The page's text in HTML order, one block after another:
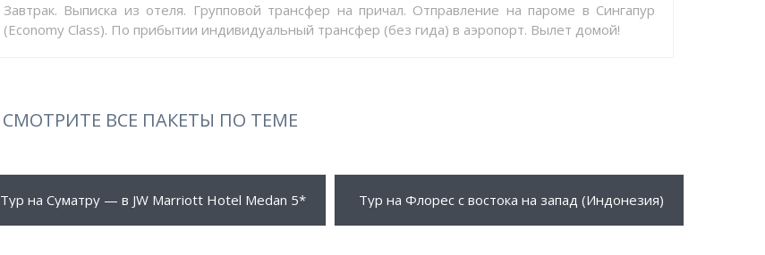
Завтрак. Выписка из отеля. Групповой трансфер на причал. Отправление на пароме в Сингапур
(Economy Class). По прибытии индивидуальный трансфер (без гида) в аэропорт. Вылет домой!
СМОТРИТЕ ВСЕ ПАКЕТЫ ПО ТЕМЕ
420 $ ПОДРОБНЕЕ
Тур на Суматру — в JW Marriott Hotel Medan 5* 1204 $ ПОДРОБНЕЕ
Тур на Флорес с востока на запад (Индонезия)